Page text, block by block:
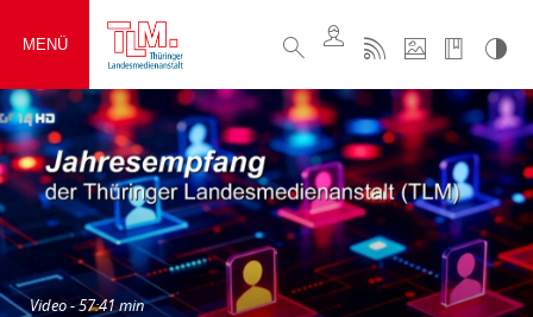
MENÜ
Video - 57:41 min